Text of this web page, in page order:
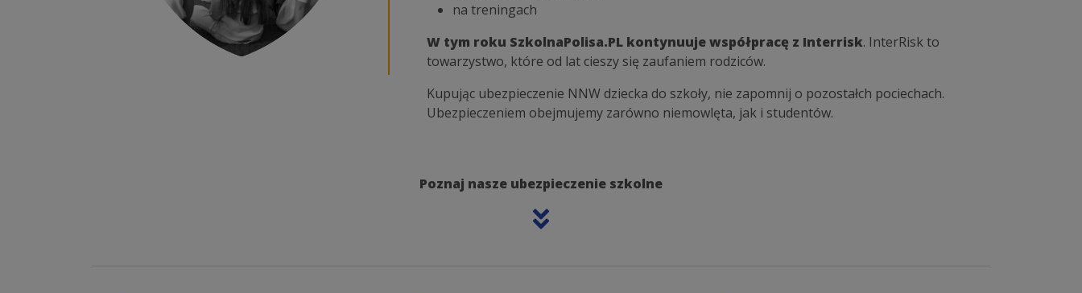
na treningach
W tym roku SzkolnaPolisa.PL kontynuuje współpracę z Interrisk. InterRisk to
towarzystwo, które od lat cieszy się zaufaniem rodziców.
Kupując ubezpieczenie NNW dziecka do szkoły, nie zapomnij o pozostałch pociechach.
Ubezpieczeniem obejmujemy zarówno niemowlęta, jak i studentów.
Poznaj nasze ubezpieczenie szkolne